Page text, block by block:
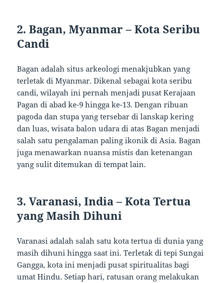
2. Bagan, Myanmar – Kota Seribu
Candi
Bagan adalah situs arkeologi menakjubkan yang
terletak di Myanmar. Dikenal sebagai kota seribu
candi, wilayah ini pernah menjadi pusat Kerajaan
Pagan di abad ke-9 hingga ke-13. Dengan ribuan
pagoda dan stupa yang tersebar di lanskap kering
dan luas, wisata balon udara di atas Bagan menjadi
salah satu pengalaman paling ikonik di Asia. Bagan
juga menawarkan nuansa mistis dan ketenangan
yang sulit ditemukan di tempat lain.
3. Varanasi, India – Kota Tertua
yang Masih Dihuni
Varanasi adalah salah satu kota tertua di dunia yang
masih dihuni hingga saat ini. Terletak di tepi Sungai
Gangga, kota ini menjadi pusat spiritualitas bagi
umat Hindu. Setiap hari, ratusan orang melakukan